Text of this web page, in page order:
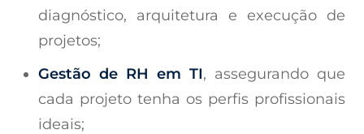
diagnóstico, arquitetura e execução de
projetos;
Gestão de RH em TI, assegurando que
cada projeto tenha os perfis profissionais
ideais;